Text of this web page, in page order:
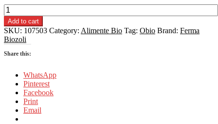
Secara,
bio,
2kg,
Ferma
BioZoli
quantity
Add to cart
SKU: 107503 Category: Alimente Bio Tag: Obio Brand: Ferma
Biozoli
Share this:
WhatsApp
Pinterest
Facebook
Print
Email